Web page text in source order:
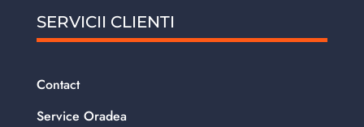
SERVICII CLIENTI
Contact
Service Oradea